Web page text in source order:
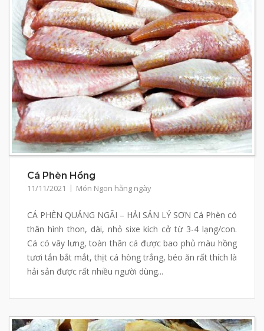
Cá Phèn Hồng
11/11/2021 Món Ngon hằng ngày
CÁ PHÈN QUẢNG NGÃI – HẢI SẢN LÝ SƠN Cá Phèn có
thân hình thon, dài, nhỏ sixe kích cở từ 3-4 lạng/con.
Cá có vây lưng, toàn thân cá được bao phủ màu hồng
tươi tắn bắt mắt, thịt cá hòng trắng, béo ăn rất thích là
hải sản được rất nhiều người dùng...